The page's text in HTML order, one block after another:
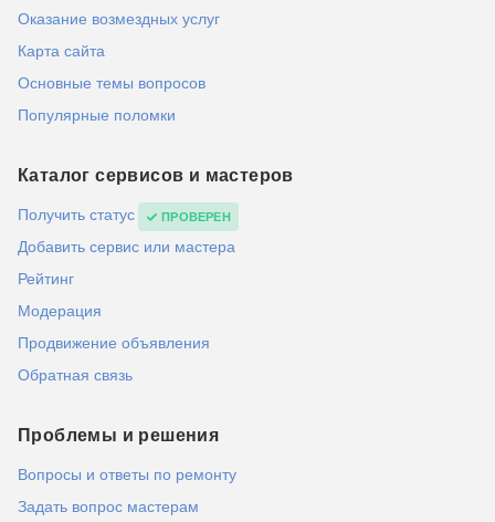
Оказание возмездных услуг
Карта сайта
Основные темы вопросов
Популярные поломки
Каталог сервисов и мастеров
Получить статус ПРОВЕРЕН
Добавить сервис или мастера
Рейтинг
Модерация
Продвижение объявления
Обратная связь
Проблемы и решения
Вопросы и ответы по ремонту
Задать вопрос мастерам